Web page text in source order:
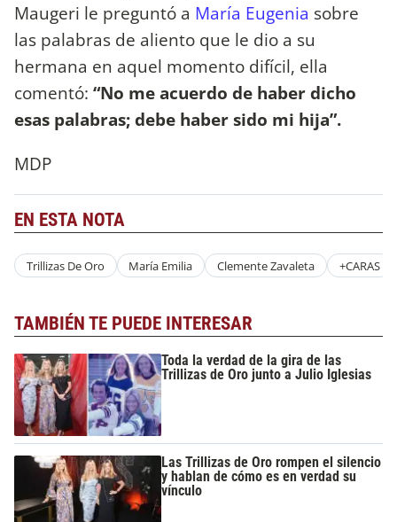
Maugeri le preguntó a María Eugenia sobre
las palabras de aliento que le dio a su
hermana en aquel momento difícil, ella
comentó: “No me acuerdo de haber dicho
esas palabras; debe haber sido mi hija”.
MDP
EN ESTA NOTA
Trillizas De Oro María Emilia Clemente Zavaleta +CARAS
TAMBIÉN TE PUEDE INTERESAR
Toda la verdad de la gira de las
Trillizas de Oro junto a Julio Iglesias
Las Trillizas de Oro rompen el silencio
y hablan de cómo es en verdad su
vínculo